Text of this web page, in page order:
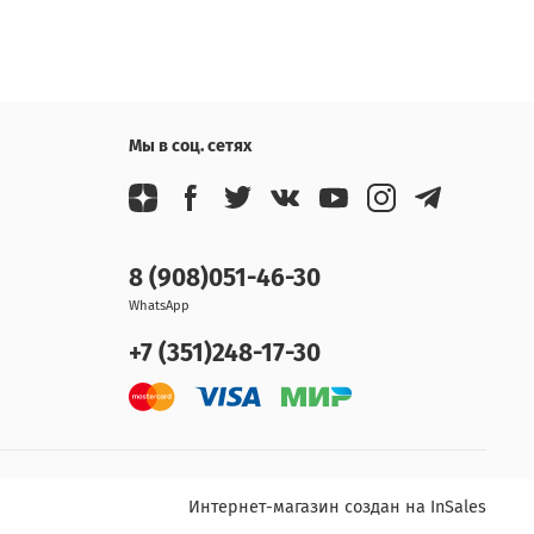
Мы в соц. сетях
8 (908)051-46-30
WhatsApp
+7 (351)248-17-30
Интернет-магазин создан на InSales